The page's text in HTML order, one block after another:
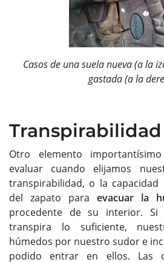
Casos de una suela nueva (a la
gastada (a la
Transpirabilidad
Otro elemento
evaluar cuando elijamos
transpirabilidad, o la
del zapato para evacuar la
procedente de su interior. Si
transpira lo suficiente,
húmedos por nuestro sudor e
podido entrar en ellos. Las